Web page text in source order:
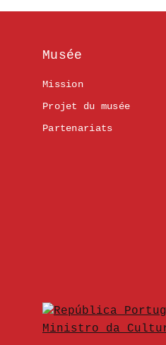
Musée
Mission
Projet du musée
Partenariats